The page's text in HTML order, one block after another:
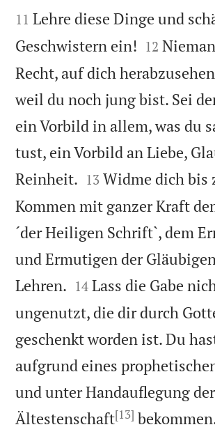


11 Lehre diese Dinge und
Geschwistern ein! 

12
Recht, auf dich herabzusehen
weil du noch jung bist. Sei
ein Vorbild in allem, was du
tust, ein Vorbild an Liebe,
Reinheit. 

13 Widme dich bis
Kommen mit ganzer Kraft
´der Heiligen Schrift`, dem
und Ermutigen der
Lehren. 

14 Lass die Gabe
ungenutzt, die dir durch
geschenkt worden ist. Du
aufgrund eines
und unter Handauflegung der
Ältestenschaft[13]